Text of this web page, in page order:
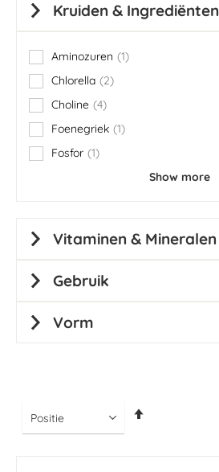
Kruiden & Ingrediënten
Aminozuren 1
item
Chlorella
2
items
Choline 4
items
Foenegriek 1
item
Fosfor 1
item
Show more
Vitaminen & Mineralen
Gebruik
Vorm